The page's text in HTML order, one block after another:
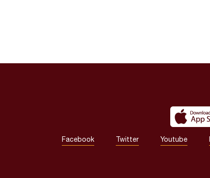
Facebook Twitter Youtube